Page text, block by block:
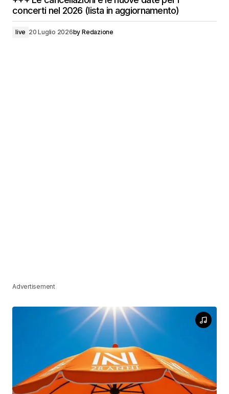
concerti nel 2026 (lista in aggiornamento)
live 20 Luglio 2026by Redazione
Advertisement